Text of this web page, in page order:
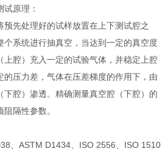
试原理：
先处理好的试样放置在上下测试腔之
个系统进行抽真空，当达到一定的真空度
上腔）充入一定的试验气体，并稳定上腔
的压力差，气体在压差梯度的作用下，由
下腔）渗透。精确测量真空腔（下腔）的
隔性参数。
、ASTM D1434、ISO 2556、ISO 1510